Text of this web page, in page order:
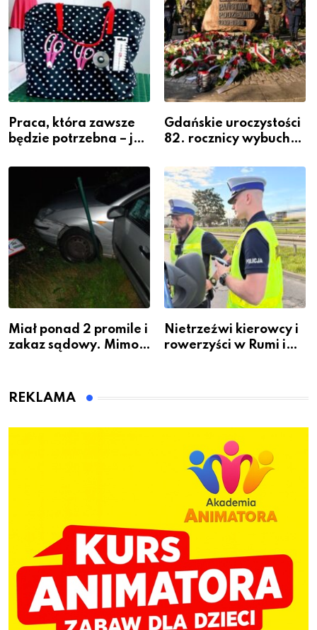
Praca, która zawsze
będzie potrzebna – jak
zawodem przyszłości i
gdzie się go nauczyć?
Gdańskie uroczystości
82. rocznicy wybuchu
Warszawskiego
Miał ponad 2 promile i
zakaz sądowy. Mimo
Bolszewie i uderzył w
Nietrzeźwi kierowcy i
rowerzyści w Rumi i
REKLAMA